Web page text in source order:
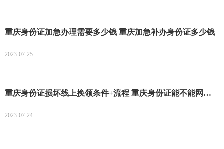
重庆身份证加急办理需要多少钱 重庆加急补办身份证多少钱
2023-07-25
重庆身份证损坏线上换领条件+流程 重庆身份证能不能网上补办
2023-07-24